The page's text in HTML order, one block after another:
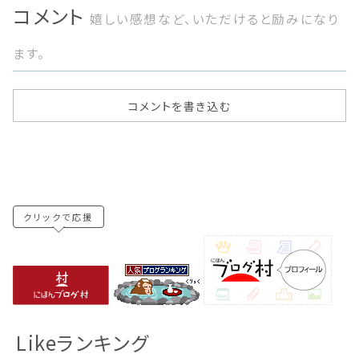
コメント 嬉しい感想など、いただけると励みになり
ます。
コメントを書き込む
クリックで応援
Likeランキング